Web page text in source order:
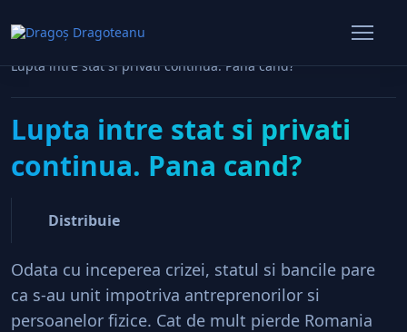
Home
Politic
Lupta intre stat si privati continua. Pana cand?
Lupta intre stat si privati
continua. Pana cand?
Distribuie
Odata cu inceperea crizei, statul si bancile pare
ca s-au unit impotriva antreprenorilor si
persoanelor fizice. Cat de mult pierde Romania